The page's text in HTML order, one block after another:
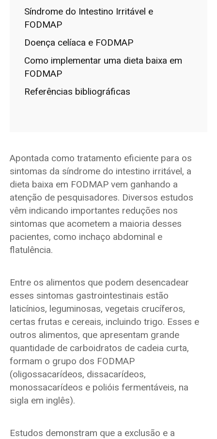
Síndrome do Intestino Irritável e
FODMAP
Doença celíaca e FODMAP
Como implementar uma dieta baixa em
FODMAP
Referências bibliográficas
Apontada como tratamento eficiente para os
sintomas da síndrome do intestino irritável, a
dieta baixa em FODMAP vem ganhando a
atenção de pesquisadores. Diversos estudos
vêm indicando importantes reduções nos
sintomas que acometem a maioria desses
pacientes, como inchaço abdominal e
flatulência.
Entre os alimentos que podem desencadear
esses sintomas gastrointestinais estão
laticínios, leguminosas, vegetais crucíferos,
certas frutas e cereais, incluindo trigo. Esses e
outros alimentos, que apresentam grande
quantidade de carboidratos de cadeia curta,
formam o grupo dos FODMAP
(oligossacarídeos, dissacarídeos,
monossacarídeos e polióis fermentáveis, na
sigla em inglês).
Estudos demonstram que a exclusão e a